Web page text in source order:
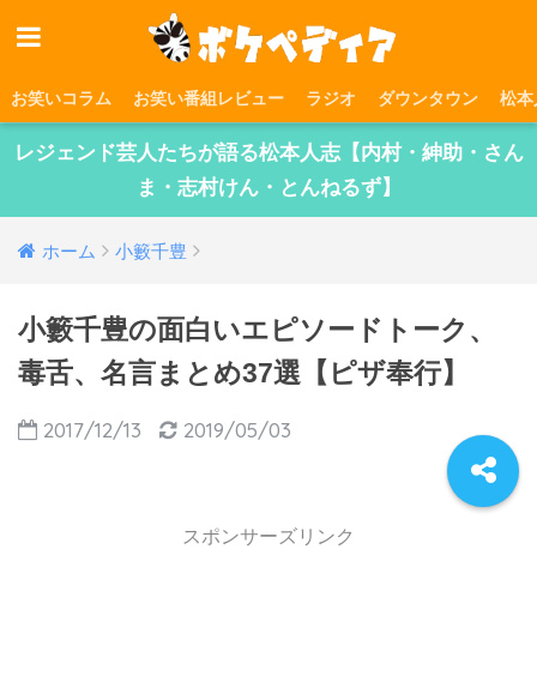
お笑いコラム お笑い番組レビュー ラジオ ダウンタウン 松本
レジェンド芸人たちが語る松本人志【内村・紳助・さん
ま・志村けん・とんねるず】
ホーム 小籔千豊
小籔千豊の面白いエピソードトーク、
毒舌、名言まとめ37選【ピザ奉行】
2017/12/13 2019/05/03
スポンサーズリンク